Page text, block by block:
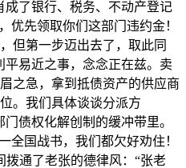
成了银行、税务、不动产登记
优先领取你们这部门违约金！
但第一步迈出去了，取此同
平易近之事，念念正在兹。卖
之急，拿到抵债资产的供应商
。我们具体谈谈分派方
债权化解创制的缓冲带里。
全国战书，我们都欠好劝住！
拨通了老张的德律风：“张老